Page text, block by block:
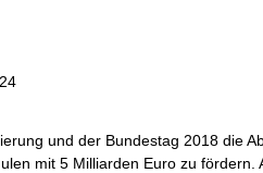
und der Bundestag 2018 die
mit 5 Milliarden Euro zu fördern.